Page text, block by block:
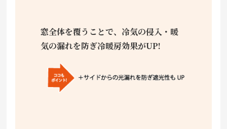
窓全体を覆うことで、冷気の侵入・暖
気の漏れを防ぎ冷暖房効果がUP!